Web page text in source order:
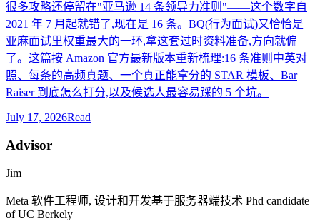
很多攻略还停留在"亚马逊 14 条领导力准则"——这个数字自
2021 年 7 月起就错了,现在是 16 条。BQ(行为面试)又恰恰是
亚麻面试里权重最大的一环,拿这套过时资料准备,方向就偏
了。这篇按 Amazon 官方最新版本重新梳理:16 条准则中英对
照、每条的高频真题、一个真正能拿分的 STAR 模板、Bar
Raiser 到底怎么打分,以及候选人最容易踩的 5 个坑。
July 17, 2026Read
Advisor
Jim
Meta 软件工程师, 设计和开发基于服务器端技术 Phd candidate
of UC Berkely